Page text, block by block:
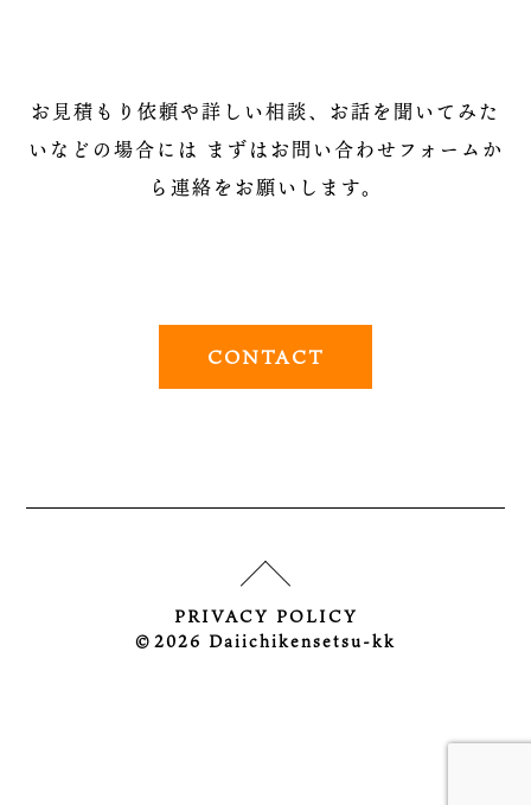
お見積もり依頼や詳しい相談、お話を聞いてみた
いなどの場合には まずはお問い合わせフォームか
ら連絡をお願いします。
CONTACT
©︎2026 Daiichikensetsu-kk
PRIVACY POLICY